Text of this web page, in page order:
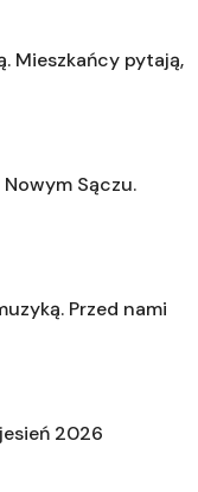
Mieszkańcy pytają,
Sączu.
Przed nami
2026